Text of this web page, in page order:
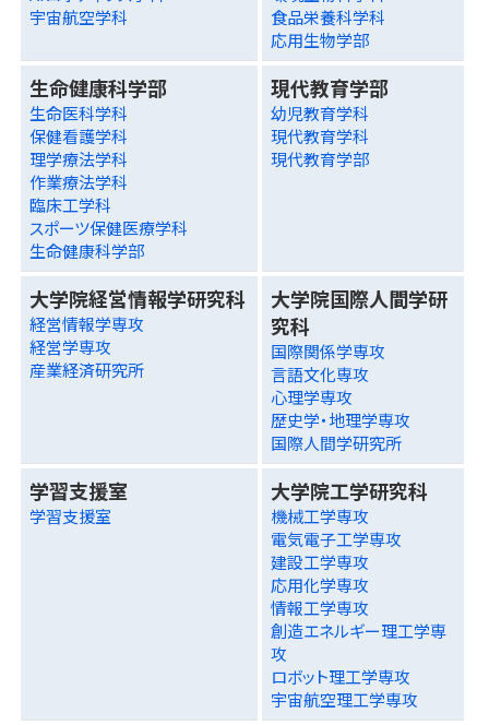
宇宙航空学科
食品栄養科学科
応用生物学部
生命健康科学部
生命医科学科
保健看護学科
理学療法学科
作業療法学科
臨床工学科
スポーツ保健医療学科
生命健康科学部
現代教育学部
幼児教育学科
現代教育学科
現代教育学部
大学院経営情報学研究科
経営情報学専攻
経営学専攻
産業経済研究所
大学院国際人間学研
究科
国際関係学専攻
言語文化専攻
心理学専攻
歴史学・地理学専攻
国際人間学研究所
学習支援室
学習支援室
大学院工学研究科
機械工学専攻
電気電子工学専攻
建設工学専攻
応用化学専攻
情報工学専攻
創造エネルギー理工学専
攻
ロボット理工学専攻
宇宙航空理工学専攻